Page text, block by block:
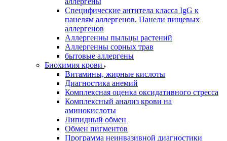
Специфические антитела класса IgG к
панелям аллергенов. Панели пищевых
аллергенов
Аллергенны пыльцы растений
Аллергенны сорных трав
бытовые аллергены
Биохимия крови
Витамины, жирные кислоты
Диагностика анемий
Комплексная оценка оксидативного стресса
Комплексный анализ крови на
аминокислоты
Липидный обмен
Обмен пигментов
Программа неинвазивной диагностики